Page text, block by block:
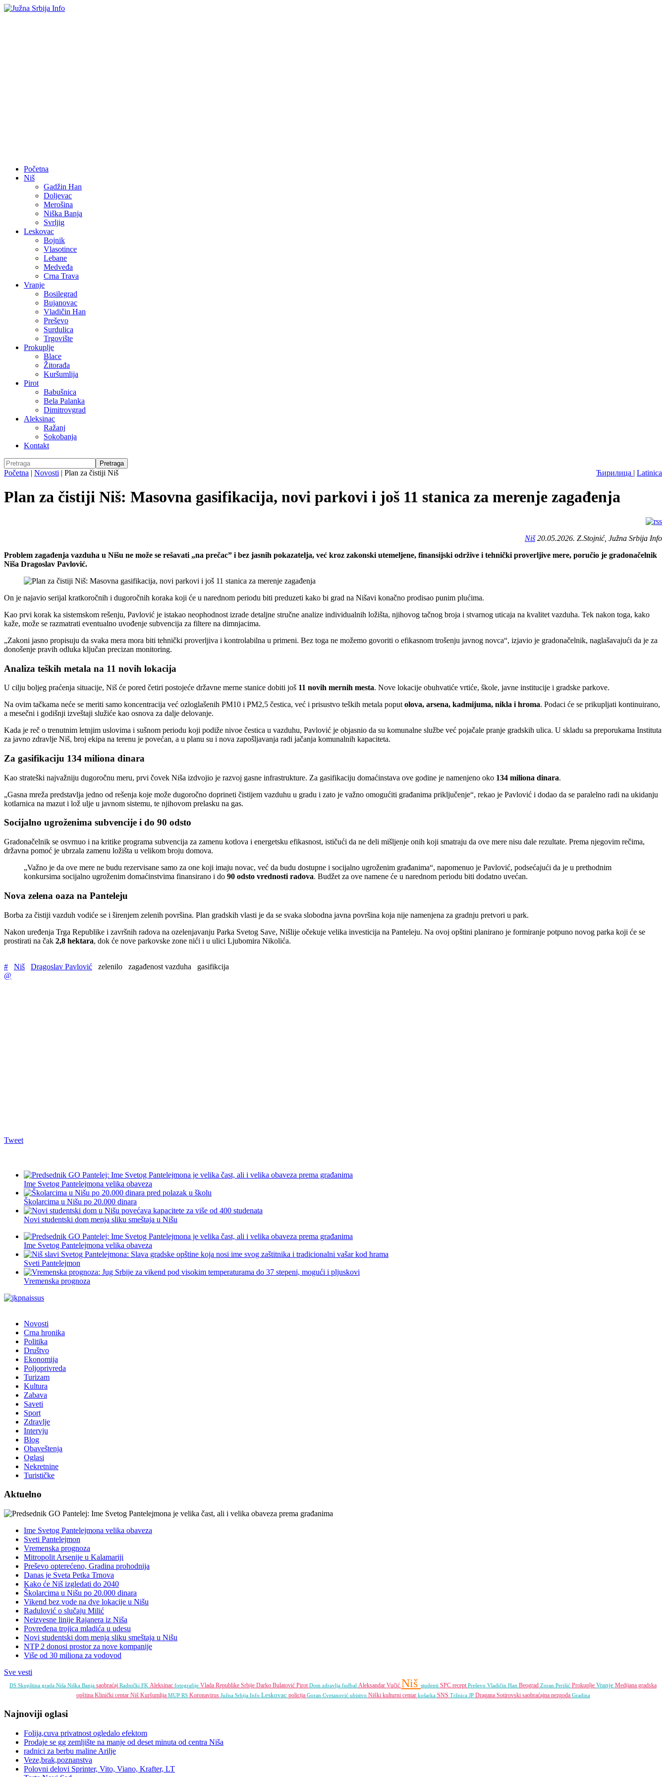
Početna
Niš
Gadžin Han
Doljevac
Merošina
Niška Banja
Svrljig
Leskovac
Bojnik
Vlasotince
Lebane
Medveđa
Crna Trava
Vranje
Bosilegrad
Bujanovac
Vladičin Han
Preševo
Surdulica
Trgovište
Prokuplje
Blace
Žitorađa
Kuršumlija
Pirot
Babušnica
Bela Palanka
Dimitrovgrad
Aleksinac
Ražanj
Sokobanja
Kontakt
Ћирилица | Latinica
Početna | Novosti | Plan za čistiji Niš
Plan za čistiji Niš: Masovna gasifikacija, novi parkovi i još 11 stanica za merenje zagađenja
Niš20.05.2026. Z.Stojnić, Južna Srbija Info
Problem zagađenja vazduha u Nišu ne može se rešavati „na prečac” i bez jasnih pokazatelja, već kroz zakonski utemeljene, finansijski održive i tehnički proverljive mere, poručio je gradonačelnik
Niša Dragoslav Pavlović.
On je najavio serijal kratkoročnih i dugoročnih koraka koji će u narednom periodu biti preduzeti kako bi grad na Nišavi konačno prodisao punim plućima.
Kao prvi korak ka sistemskom rešenju, Pavlović je istakao neophodnost izrade detaljne stručne analize individualnih ložišta, njihovog tačnog broja i stvarnog uticaja na kvalitet vazduha. Tek nakon toga, kako
kaže, može se razmatrati eventualno uvođenje subvencija za filtere na dimnjacima.
„Zakoni jasno propisuju da svaka mera mora biti tehnički proverljiva i kontrolabilna u primeni. Bez toga ne možemo govoriti o efikasnom trošenju javnog novca“, izjavio je gradonačelnik, naglašavajući da je za
donošenje pravih odluka ključan precizan monitoring.
Analiza teških metala na 11 novih lokacija
U cilju boljeg praćenja situacije, Niš će pored četiri postojeće državne merne stanice dobiti još 11 novih mernih mesta. Nove lokacije obuhvatiće vrtiće, škole, javne institucije i gradske parkove.
Na ovim tačkama neće se meriti samo koncentracija već ozloglašenih PM10 i PM2,5 čestica, već i prisustvo teških metala poput olova, arsena, kadmijuma, nikla i hroma. Podaci će se prikupljati kontinuirano,
a mesečni i godišnji izveštaji služiće kao osnova za dalje delovanje.
Kada je reč o trenutnim letnjim uslovima i sušnom periodu koji podiže nivoe čestica u vazduhu, Pavlović je objasnio da su komunalne službe već pojačale pranje gradskih ulica. U skladu sa preporukama Instituta
za javno zdravlje Niš, broj ekipa na terenu je povećan, a u planu su i nova zapošljavanja radi jačanja komunalnih kapaciteta.
Za gasifikaciju 134 miliona dinara
Kao strateški najvažniju dugoročnu meru, prvi čovek Niša izdvojio je razvoj gasne infrastrukture. Za gasifikaciju domaćinstava ove godine je namenjeno oko 134 miliona dinara.
„Gasna mreža predstavlja jedno od rešenja koje može dugoročno doprineti čistijem vazduhu u gradu i zato je važno omogućiti građanima priključenje“, rekao je Pavlović i dodao da se paralelno radi na ukidanju
kotlarnica na mazut i lož ulje u javnom sistemu, te njihovom prelasku na gas.
Socijalno ugroženima subvencije i do 90 odsto
Gradonačelnik se osvrnuo i na kritike programa subvencija za zamenu kotlova i energetsku efikasnost, ističući da ne deli mišljenje onih koji smatraju da ove mere nisu dale rezultate. Prema njegovim rečima,
državna pomoć je ubrzala zamenu ložišta u velikom broju domova.
„Važno je da ove mere ne budu rezervisane samo za one koji imaju novac, već da budu dostupne i socijalno ugroženim građanima“, napomenuo je Pavlović, podsećajući da je u prethodnim
konkursima socijalno ugroženim domaćinstvima finansirano i do 90 odsto vrednosti radova. Budžet za ove namene će u narednom periodu biti dodatno uvećan.
Nova zelena oaza na Panteleju
Borba za čistiji vazduh vodiće se i širenjem zelenih površina. Plan gradskih vlasti je da se svaka slobodna javna površina koja nije namenjena za gradnju pretvori u park.
Nakon uređenja Trga Republike i završnih radova na ozelenjavanju Parka Svetog Save, Nišlije očekuje velika investicija na Panteleju. Na ovoj opštini planirano je formiranje potpuno novog parka koji će se
prostirati na čak 2,8 hektara, dok će nove parkovske zone nići i u ulici Ljubomira Nikolića.
# Niš Dragoslav Pavlović zelenilo zagađenost vazduha
gasifikcija
@
Tweet
Ime Svetog Pantelejmona velika obaveza
Školarcima u Nišu po 20.000 dinara
Novi studentski dom menja sliku smeštaja u Nišu
Ime Svetog Pantelejmona velika obaveza
Sveti Pantelejmon
Vremenska prognoza
Novosti
Crna hronika
Politika
Društvo
Ekonomija
Poljoprivreda
Turizam
Kultura
Zabava
Saveti
Sport
Zdravlje
Intervju
Blog
Obaveštenja
Oglasi
Nekretnine
Turističke
Aktuelno
Ime Svetog Pantelejmona velika obaveza
Sveti Pantelejmon
Vremenska prognoza
Mitropolit Arsenije u Kalamariji
Preševo opterećeno, Gradina prohodnija
Danas je Sveta Petka Trnova
Kako će Niš izgledati do 2040
Školarcima u Nišu po 20.000 dinara
Vikend bez vode na dve lokacije u Nišu
Radulović o slučaju Milić
Neizvesne linije Rajanera iz Niša
Povređena trojica mladića u udesu
Novi studentski dom menja sliku smeštaja u Nišu
NTP 2 donosi prostor za nove kompanije
Više od 30 miliona za vodovod
Sve vesti
DS Skupština grada Niša Niška Banja saobraćaj Radnički FK Aleksinac fotografije Vlada Republike Srbije Darko Bulatović PirotDom zdravlja fudbal Aleksandar Vučić Niš studenti SPC receptPreševo Vladičin Han Beograd Zoran Perišić Prokuplje Vranje Medijana gradska
opština Klinički centar Niš Kuršumlija MUP RS Koronavirus Južna Srbija Info Leskovac policija Goran Cvetanović ubistvo Niški kulturni centar košarka SNS Tržnica JP Dragana Sotirovski saobraćajna nezgoda Gradina
Najnoviji oglasi
Folija,cuva privatnost ogledalo efektom
Prodaje se gg zemljište na manje od deset minuta od centra Niša
radnici za berbu maline Arilje
Veze,brak,poznanstva
Polovni delovi Sprinter, Vito, Viano, Krafter, LT